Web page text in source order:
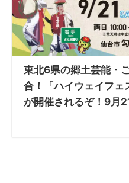
東北6県の郷土芸能・
合！「ハイウェイフェ
が開催されるぞ！9月